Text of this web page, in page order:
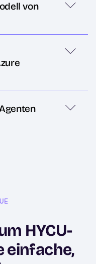
von
HYCU-
einfache,